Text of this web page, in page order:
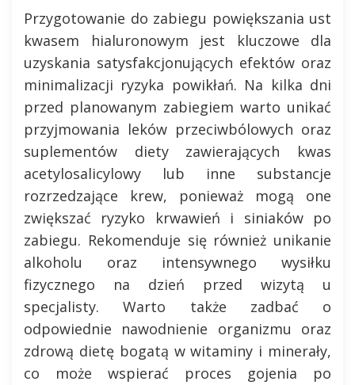
Przygotowanie do zabiegu powiększania ust
kwasem hialuronowym jest kluczowe dla
uzyskania satysfakcjonujących efektów oraz
minimalizacji ryzyka powikłań. Na kilka dni
przed planowanym zabiegiem warto unikać
przyjmowania leków przeciwbólowych oraz
suplementów diety zawierających kwas
acetylosalicylowy lub inne substancje
rozrzedzające krew, ponieważ mogą one
zwiększać ryzyko krwawień i siniaków po
zabiegu. Rekomenduje się również unikanie
alkoholu oraz intensywnego wysiłku
fizycznego na dzień przed wizytą u
specjalisty. Warto także zadbać o
odpowiednie nawodnienie organizmu oraz
zdrową dietę bogatą w witaminy i minerały,
co może wspierać proces gojenia po